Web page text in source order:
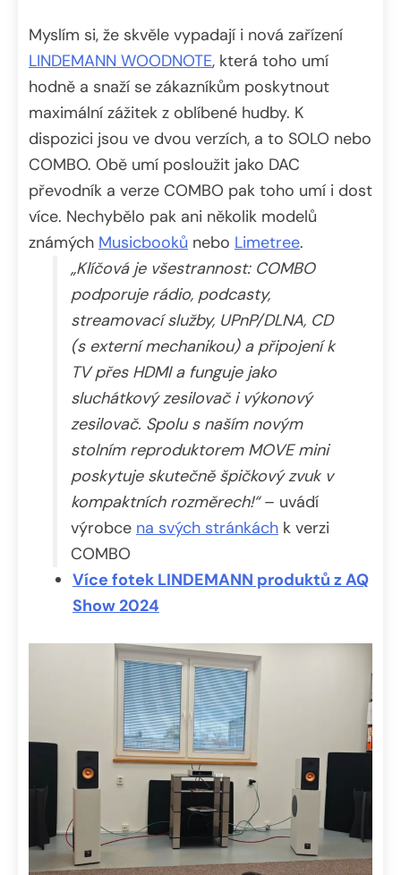
Myslím si, že skvěle vypadají i nová zařízení
LINDEMANN WOODNOTE, která toho umí
hodně a snaží se zákazníkům poskytnout
maximální zážitek z oblíbené hudby. K
dispozici jsou ve dvou verzích, a to SOLO nebo
COMBO. Obě umí posloužit jako DAC
převodník a verze COMBO pak toho umí i dost
více. Nechybělo pak ani několik modelů
známých Musicbooků nebo Limetree.
„Klíčová je všestrannost: COMBO
podporuje rádio, podcasty,
streamovací služby, UPnP/DLNA, CD
(s externí mechanikou) a připojení k
TV přes HDMI a funguje jako
sluchátkový zesilovač i výkonový
zesilovač. Spolu s naším novým
stolním reproduktorem MOVE mini
poskytuje skutečně špičkový zvuk v
kompaktních rozměrech!“– uvádí
výrobce na svých stránkách k verzi
COMBO
Více fotek LINDEMANN produktů z AQ
Show 2024